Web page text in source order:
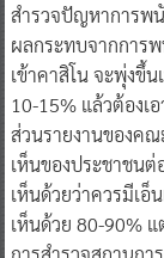
สำรวจปัญหาการพ
ผลกระทบจากการ
เข้าคาสิโน จะพุ่งขึ้
10-15% แล้วต้องเ
ส่วนรายงานของค
เห็นของประชาชนต่
เห็นด้วยว่าควรมีเอ็
เห็นด้วย 80-90%